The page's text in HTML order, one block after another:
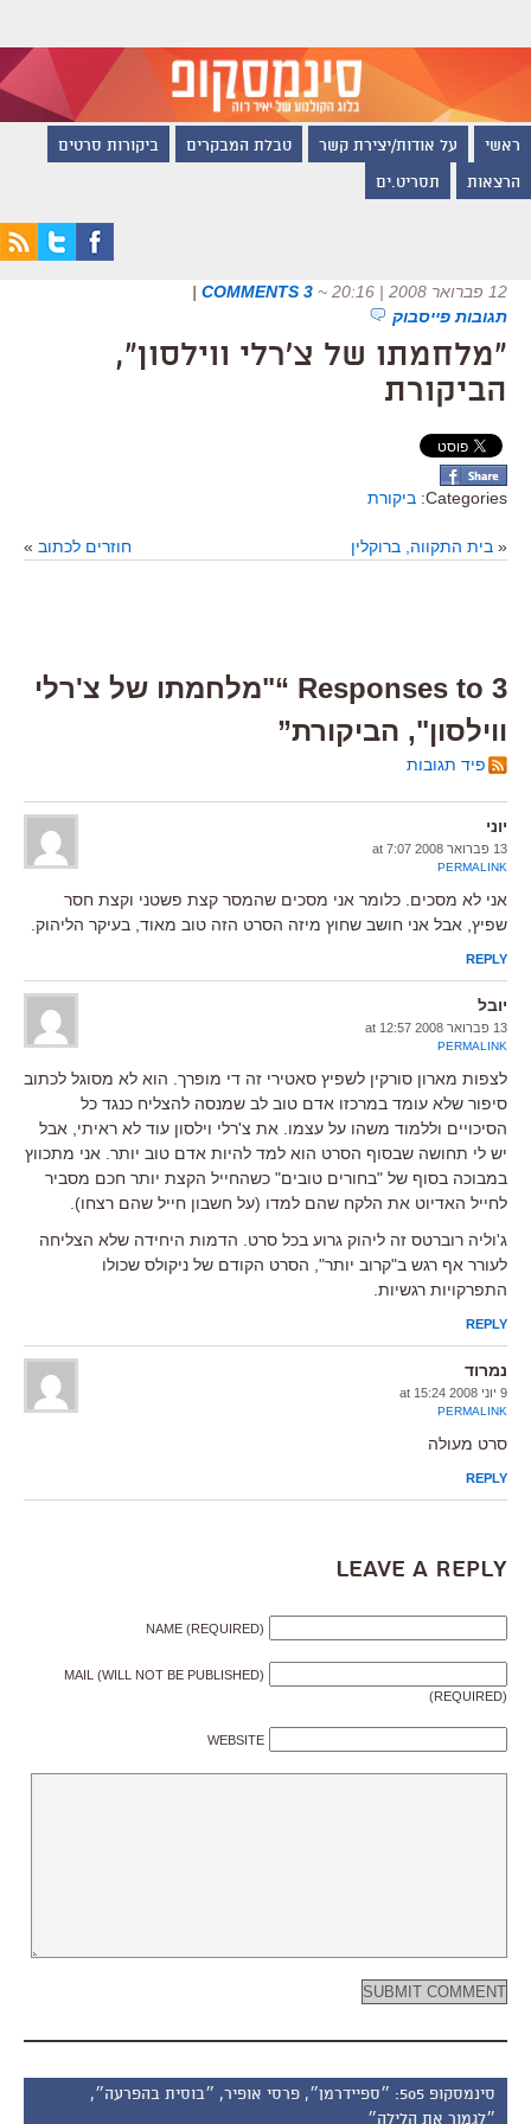
ראשי על אודות/יצירת קשר טבלת המבקרים ביקורות סרטים
הרצאות תסריט.ים
12 פברואר 2008 | 20:16 ~
3 COMMENTS
|
תגובות פייסבוק
"מלחמתו של צ'רלי ווילסון",
הביקורת
Categories: ביקורת
« בית התקווה, ברוקלין חוזרים לכתוב »
3 Responses to “"מלחמתו של צ'רלי
ווילסון", הביקורת”
פיד תגובות
יוני
13 פברואר 2008 at 7:07
PERMALINK
אני לא מסכים. כלומר אני מסכים שהמסר קצת פשטני וקצת חסר
שפיץ, אבל אני חושב שחוץ מיזה הסרט הזה טוב מאוד, בעיקר הליהוק.
REPLY
יובל
13 פברואר 2008 at 12:57
PERMALINK
לצפות מארון סורקין לשפיץ סאטירי זה די מופרך. הוא לא מסוגל לכתוב
סיפור שלא עומד במרכזו אדם טוב לב שמנסה להצליח כנגד כל
הסיכויים וללמוד משהו על עצמו. את צ'רלי וילסון עוד לא ראיתי, אבל
יש לי תחושה שבסוף הסרט הוא למד להיות אדם טוב יותר. אני מתכווץ
במבוכה בסוף של "בחורים טובים" כשהחייל הקצת יותר חכם מסביר
לחייל האדיוט את הלקח שהם למדו (על חשבון חייל שהם רצחו).
ג'וליה רוברטס זה ליהוק גרוע בכל סרט. הדמות היחידה שלא הצליחה
לעורר אף רגש ב"קרוב יותר", הסרט הקודם של ניקולס שכולו
התפרקויות רגשיות.
REPLY
נמרוד
9 יוני 2008 at 15:24
PERMALINK
סרט מעולה
REPLY
Leave a Reply
NAME (REQUIRED)
MAIL (WILL NOT BE PUBLISHED)
(REQUIRED)
WEBSITE
סינמסקופ 505: ״ספיידרמן״, פרסי אופיר, ״בוסית בהפרעה״,
״לגמור את הלילה״